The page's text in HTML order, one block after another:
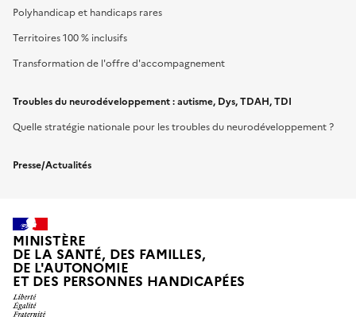
Polyhandicap et handicaps rares
Territoires 100 % inclusifs
Transformation de l'offre d'accompagnement
Troubles du neurodéveloppement : autisme, Dys, TDAH, TDI
Quelle stratégie nationale pour les troubles du neurodéveloppement ?
Presse/Actualités
MINISTÈRE
DE LA SANTÉ, DES FAMILLES,
DE L'AUTONOMIE
ET DES PERSONNES HANDICAPÉES